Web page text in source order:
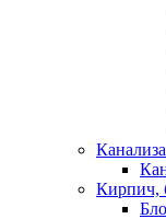
Кирпич,